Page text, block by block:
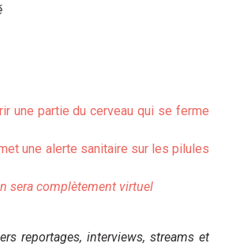
une partie du cerveau qui se ferme
une alerte sanitaire sur les pilules
sera complètement virtuel
reportages, interviews, streams et